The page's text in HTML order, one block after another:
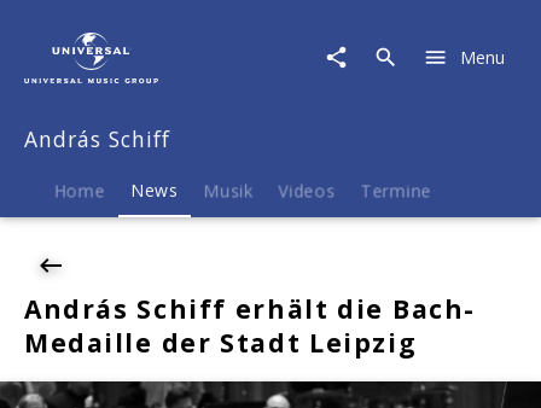
News
András
die
Medaille
Stadt
Leipzig
Menu
András Schiff
Home News Musik Videos Termine
András Schiff erhält die Bach-
Medaille der Stadt Leipzig